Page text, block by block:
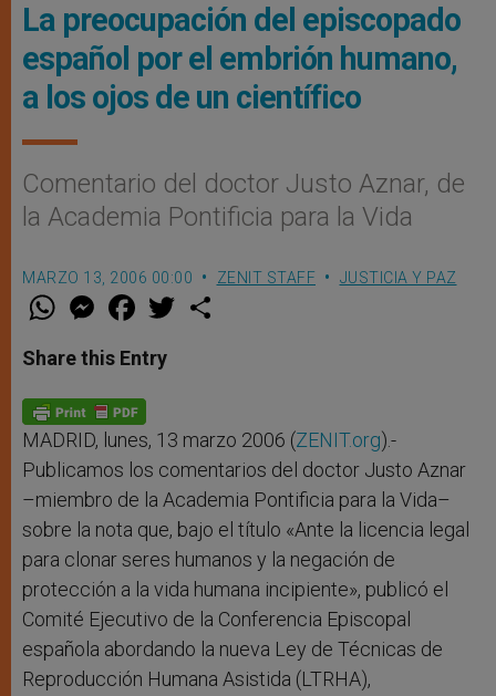
La preocupación del episcopado
español por el embrión humano,
a los ojos de un científico
Comentario del doctor Justo Aznar, de
la Academia Pontificia para la Vida
MARZO 13, 2006 00:00 ZENIT STAFF JUSTICIA Y PAZ
W
t
s
p
p
M
e
s
e
g
e
F
a
e
b
o
k
w
Share this Entry
MADRID, lunes, 13 marzo 2006 (ZENIT.org).-
Publicamos los comentarios del doctor Justo Aznar
–miembro de la Academia Pontificia para la Vida–
sobre la nota que, bajo el título «Ante la licencia legal
para clonar seres humanos y la negación de
protección a la vida humana incipiente», publicó el
Comité Ejecutivo de la Conferencia Episcopal
española abordando la nueva Ley de Técnicas de
Reproducción Humana Asistida (LTRHA),